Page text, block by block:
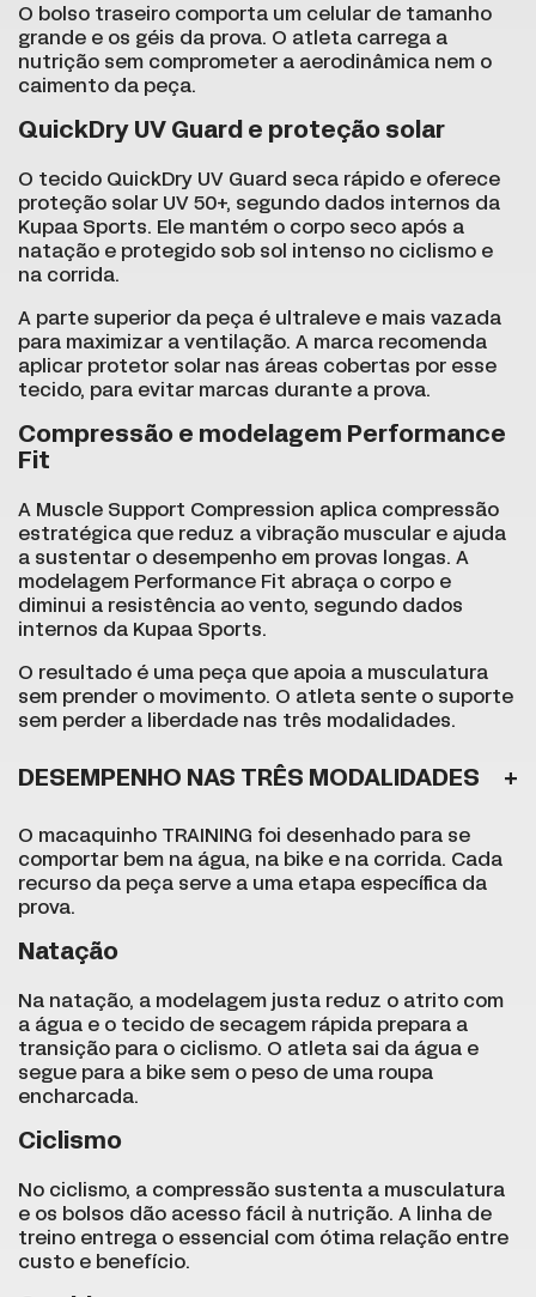
O bolso traseiro comporta um celular de tamanho
grande e os géis da prova. O atleta carrega a
nutrição sem comprometer a aerodinâmica nem o
caimento da peça.
QuickDry UV Guard e proteção solar
O tecido QuickDry UV Guard seca rápido e oferece
proteção solar UV 50+, segundo dados internos da
Kupaa Sports. Ele mantém o corpo seco após a
natação e protegido sob sol intenso no ciclismo e
na corrida.
A parte superior da peça é ultraleve e mais vazada
para maximizar a ventilação. A marca recomenda
aplicar protetor solar nas áreas cobertas por esse
tecido, para evitar marcas durante a prova.
Compressão e modelagem Performance
Fit
A Muscle Support Compression aplica compressão
estratégica que reduz a vibração muscular e ajuda
a sustentar o desempenho em provas longas. A
modelagem Performance Fit abraça o corpo e
diminui a resistência ao vento, segundo dados
internos da Kupaa Sports.
O resultado é uma peça que apoia a musculatura
sem prender o movimento. O atleta sente o suporte
sem perder a liberdade nas três modalidades.
DESEMPENHO NAS TRÊS MODALIDADES
O macaquinho TRAINING foi desenhado para se
comportar bem na água, na bike e na corrida. Cada
recurso da peça serve a uma etapa específica da
prova.
Natação
Na natação, a modelagem justa reduz o atrito com
a água e o tecido de secagem rápida prepara a
transição para o ciclismo. O atleta sai da água e
segue para a bike sem o peso de uma roupa
encharcada.
Ciclismo
No ciclismo, a compressão sustenta a musculatura
e os bolsos dão acesso fácil à nutrição. A linha de
treino entrega o essencial com ótima relação entre
custo e benefício.